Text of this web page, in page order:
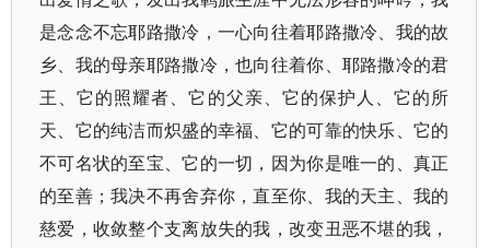
是念念不忘耶路撒冷，一心向往着耶路撒冷、我的故
乡、我的母亲耶路撒冷，也向往着你、耶路撒冷的君
王、它的照耀者、它的父亲、它的保护人、它的所
天、它的纯洁而炽盛的幸福、它的可靠的快乐、它的
不可名状的至宝、它的一切，因为你是唯一的、真正
的至善；我决不再舍弃你，直至你、我的天主、我的
慈爱，收敛整个支离放失的我，改变丑恶不堪的我，